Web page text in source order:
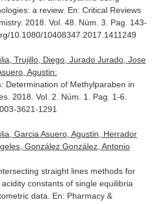
a review. En: Critical Reviews
. 2018. Vol. 48. Núm. 3. Pag. 143-
10.1080/10408347.2017.1411249
Trujillo, Diego, Jurado Jurado, Jose
Agustin:
Determination of Methylparaben in
2018. Vol. 2. Núm. 1. Pag. 1-6.
3621-1291
Garcia Asuero, Agustin, Herrador
González González, Antonio
straight lines methods for
constants of single equilibria
data. En: Pharmacy &